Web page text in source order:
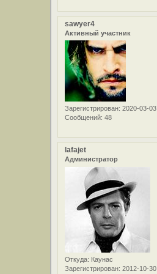
sawyer4
Активный участник
Зарегистрирован: 2020-03-03
Сообщений: 48
lafajet
Администратор
Откуда: Каунас
Зарегистрирован: 2012-10-30